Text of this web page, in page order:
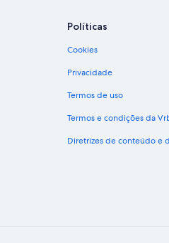
Aluguéis de carros -
Aluguéis de carros - Vila
Políticas
Cookies
Privacidade
Termos de uso
Termos e condições da
Diretrizes de conteúdo e